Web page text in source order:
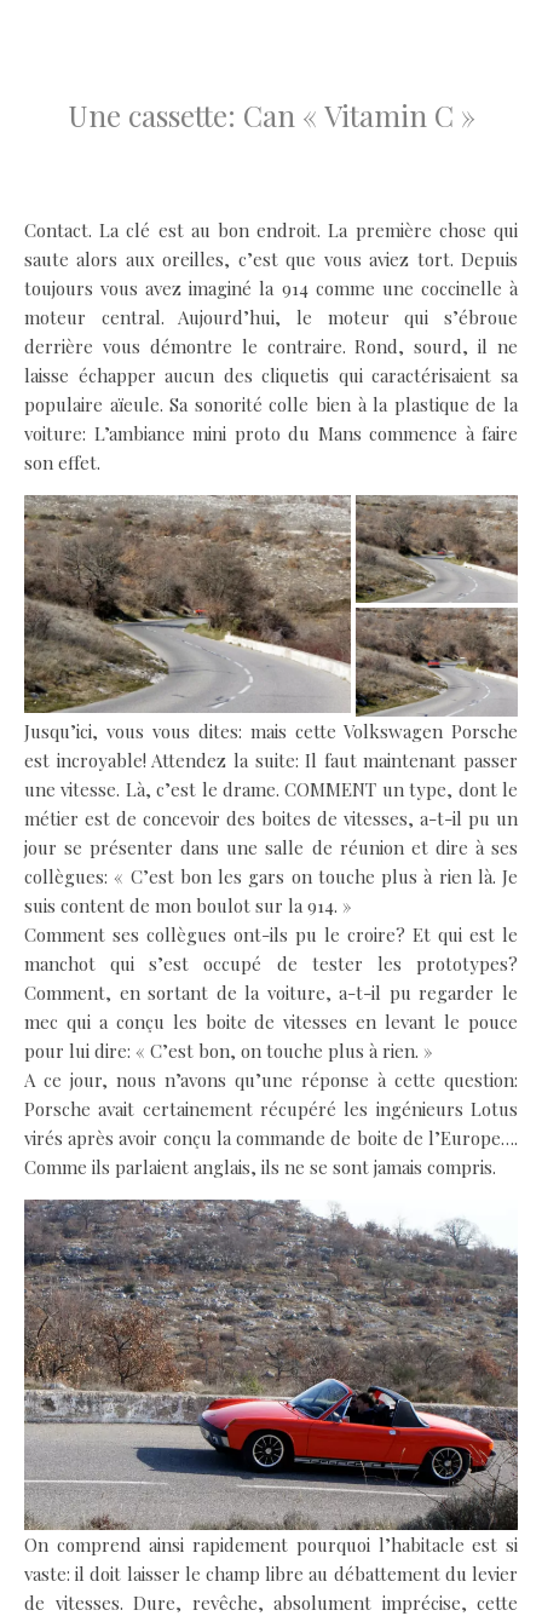
Une cassette: Can « Vitamin C »
Contact. La clé est au bon endroit. La première chose qui
saute alors aux oreilles, c’est que vous aviez tort. Depuis
toujours vous avez imaginé la 914 comme une coccinelle à
moteur central. Aujourd’hui, le moteur qui s’ébroue
derrière vous démontre le contraire. Rond, sourd, il ne
laisse échapper aucun des cliquetis qui caractérisaient sa
populaire aïeule. Sa sonorité colle bien à la plastique de la
voiture: L’ambiance mini proto du Mans commence à faire
son effet.
Jusqu’ici, vous vous dites: mais cette Volkswagen Porsche
est incroyable! Attendez la suite: Il faut maintenant passer
une vitesse. Là, c’est le drame. COMMENT un type, dont le
métier est de concevoir des boites de vitesses, a-t-il pu un
jour se présenter dans une salle de réunion et dire à ses
collègues: « C’est bon les gars on touche plus à rien là. Je
suis content de mon boulot sur la 914. »
Comment ses collègues ont-ils pu le croire? Et qui est le
manchot qui s’est occupé de tester les prototypes?
Comment, en sortant de la voiture, a-t-il pu regarder le
mec qui a conçu les boite de vitesses en levant le pouce
pour lui dire: « C’est bon, on touche plus à rien. »
A ce jour, nous n’avons qu’une réponse à cette question:
Porsche avait certainement récupéré les ingénieurs Lotus
virés après avoir conçu la commande de boite de l’Europe….
Comme ils parlaient anglais, ils ne se sont jamais compris.
On comprend ainsi rapidement pourquoi l’habitacle est si
vaste: il doit laisser le champ libre au débattement du levier
de vitesses. Dure, revêche, absolument imprécise, cette